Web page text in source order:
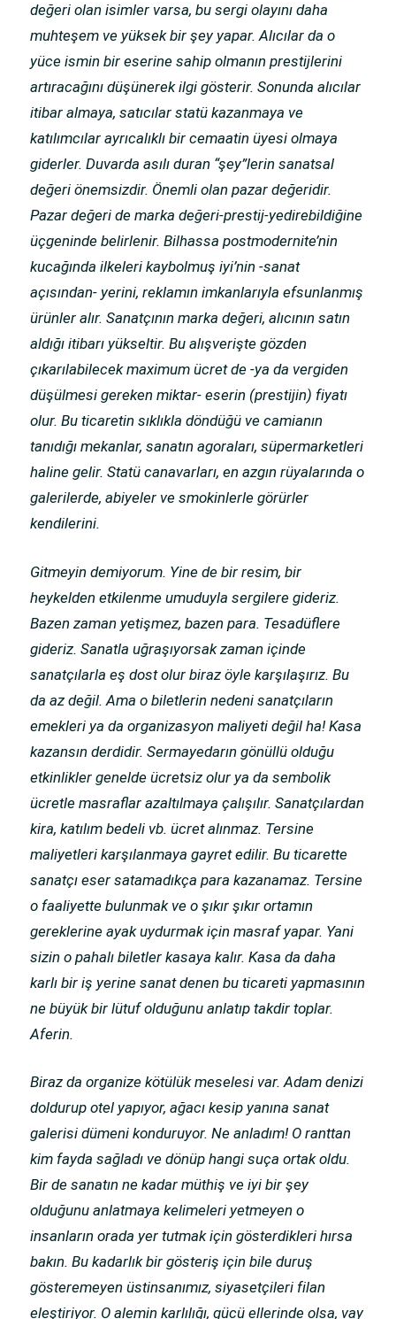
değeri olan isimler varsa, bu sergi olayını daha
muhteşem ve yüksek bir şey yapar. Alıcılar da o
yüce ismin bir eserine sahip olmanın prestijlerini
artıracağını düşünerek ilgi gösterir. Sonunda alıcılar
itibar almaya, satıcılar statü kazanmaya ve
katılımcılar ayrıcalıklı bir cemaatin üyesi olmaya
giderler. Duvarda asılı duran “şey”lerin sanatsal
değeri önemsizdir. Önemli olan pazar değeridir.
Pazar değeri de marka değeri-prestij-yedirebildiğine
üçgeninde belirlenir. Bilhassa postmodernite’nin
kucağında ilkeleri kaybolmuş iyi’nin -sanat
açısından- yerini, reklamın imkanlarıyla efsunlanmış
ürünler alır. Sanatçının marka değeri, alıcının satın
aldığı itibarı yükseltir. Bu alışverişte gözden
çıkarılabilecek maximum ücret de -ya da vergiden
düşülmesi gereken miktar- eserin (prestijin) fiyatı
olur. Bu ticaretin sıklıkla döndüğü ve camianın
tanıdığı mekanlar, sanatın agoraları, süpermarketleri
haline gelir. Statü canavarları, en azgın rüyalarında o
galerilerde, abiyeler ve smokinlerle görürler
kendilerini.
Gitmeyin demiyorum. Yine de bir resim, bir
heykelden etkilenme umuduyla sergilere gideriz.
Bazen zaman yetişmez, bazen para. Tesadüflere
gideriz. Sanatla uğraşıyorsak zaman içinde
sanatçılarla eş dost olur biraz öyle karşılaşırız. Bu
da az değil. Ama o biletlerin nedeni sanatçıların
emekleri ya da organizasyon maliyeti değil ha! Kasa
kazansın derdidir. Sermayedarın gönüllü olduğu
etkinlikler genelde ücretsiz olur ya da sembolik
ücretle masraflar azaltılmaya çalışılır. Sanatçılardan
kira, katılım bedeli vb. ücret alınmaz. Tersine
maliyetleri karşılanmaya gayret edilir. Bu ticarette
sanatçı eser satamadıkça para kazanamaz. Tersine
o faaliyette bulunmak ve o şıkır şıkır ortamın
gereklerine ayak uydurmak için masraf yapar. Yani
sizin o pahalı biletler kasaya kalır. Kasa da daha
karlı bir iş yerine sanat denen bu ticareti yapmasının
ne büyük bir lütuf olduğunu anlatıp takdir toplar.
Aferin.
Biraz da organize kötülük meselesi var. Adam denizi
doldurup otel yapıyor, ağacı kesip yanına sanat
galerisi dümeni konduruyor. Ne anladım! O ranttan
kim fayda sağladı ve dönüp hangi suça ortak oldu.
Bir de sanatın ne kadar müthiş ve iyi bir şey
olduğunu anlatmaya kelimeleri yetmeyen o
insanların orada yer tutmak için gösterdikleri hırsa
bakın. Bu kadarlık bir gösteriş için bile duruş
gösteremeyen üstinsanımız, siyasetçileri filan
eleştiriyor. O alemin karlılığı, gücü ellerinde olsa, vay